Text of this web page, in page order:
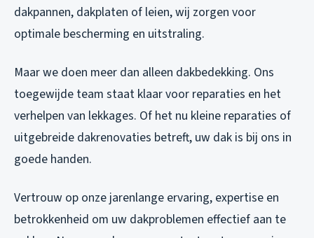
dakpannen, dakplaten of leien, wij zorgen voor
optimale bescherming en uitstraling.
Maar we doen meer dan alleen dakbedekking. Ons
toegewijde team staat klaar voor reparaties en het
verhelpen van lekkages. Of het nu kleine reparaties of
uitgebreide dakrenovaties betreft, uw dak is bij ons in
goede handen.
Vertrouw op onze jarenlange ervaring, expertise en
betrokkenheid om uw dakproblemen effectief aan te